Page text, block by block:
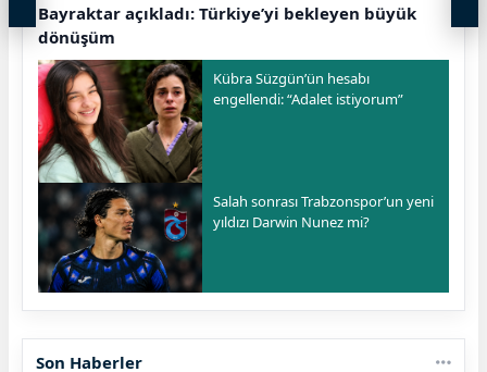
Bayraktar açıkladı: Türkiye’yi bekleyen büyük
dönüşüm
Kübra Süzgün’ün hesabı
engellendi: “Adalet istiyorum”
Salah sonrası Trabzonspor’un yeni
yıldızı Darwin Nunez mi?
Son Haberler